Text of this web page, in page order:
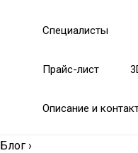
Специалисты
Прайс-лист
Описание и
Блог ›